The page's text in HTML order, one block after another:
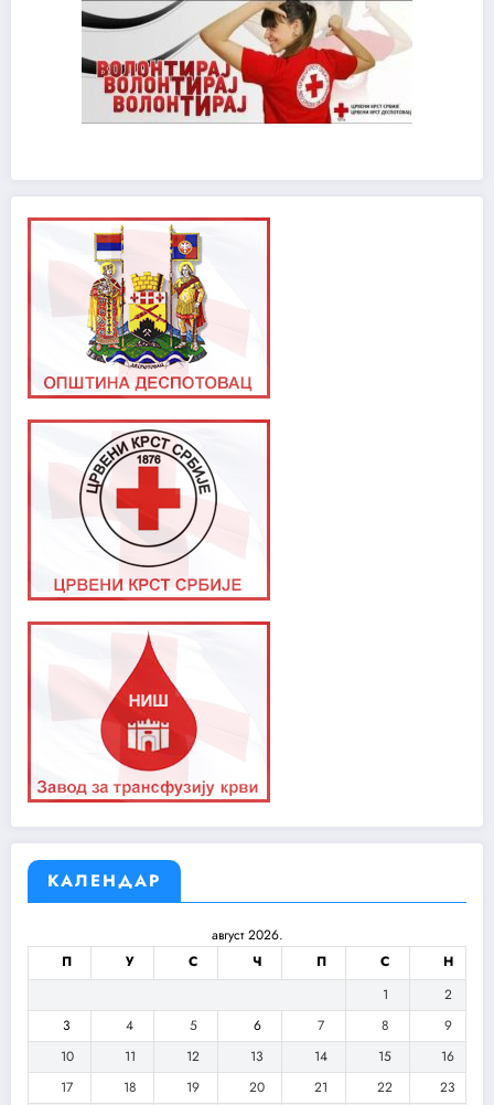
КАЛЕНДАР
август 2026.
П
У С Ч П С
Н
1
2
3
4 5 6 7 8
9
10
11 12 13 14 15
16
17
18 19 20 21 22
23